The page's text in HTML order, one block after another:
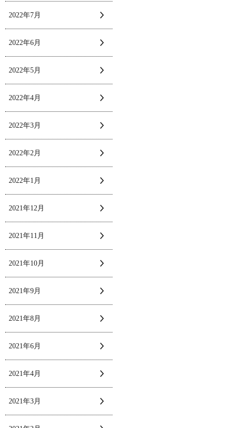
2022年7月
2022年6月
2022年5月
2022年4月
2022年3月
2022年2月
2022年1月
2021年12月
2021年11月
2021年10月
2021年9月
2021年8月
2021年6月
2021年4月
2021年3月